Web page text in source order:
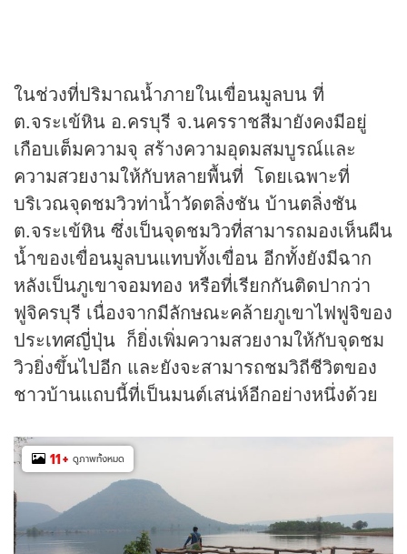
ในช่วงที่ปริมาณน้ำภายในเขื่อนมูลบน ที่
ต.จระเข้หิน อ.ครบุรี จ.นครราชสีมายังคงมีอยู่
เกือบเต็มความจุ สร้างความอุดมสมบูรณ์และ
ความสวยงามให้กับหลายพื้นที่ โดยเฉพาะที่
บริเวณจุดชมวิวท่าน้ำวัดตลิ่งชัน บ้านตลิ่งชัน
ต.จระเข้หิน ซึ่งเป็นจุดชมวิวที่สามารถมองเห็นผืน
น้ำของเขื่อนมูลบนแทบทั้งเขื่อน อีกทั้งยังมีฉาก
หลังเป็นภูเขาจอมทอง หรือที่เรียกกันติดปากว่า
ฟูจิครบุรี เนื่องจากมีลักษณะคล้ายภูเขาไฟฟูจิของ
ประเทศญี่ปุ่น ก็ยิ่งเพิ่มความสวยงามให้กับจุดชม
วิวยิ่งขึ้นไปอีก และยังจะสามารถชมวิถีชีวิตของ
ชาวบ้านแถบนี้ที่เป็นมนต์เสน่ห์อีกอย่างหนึ่งด้วย
11+ ดูภาพทั้งหมด